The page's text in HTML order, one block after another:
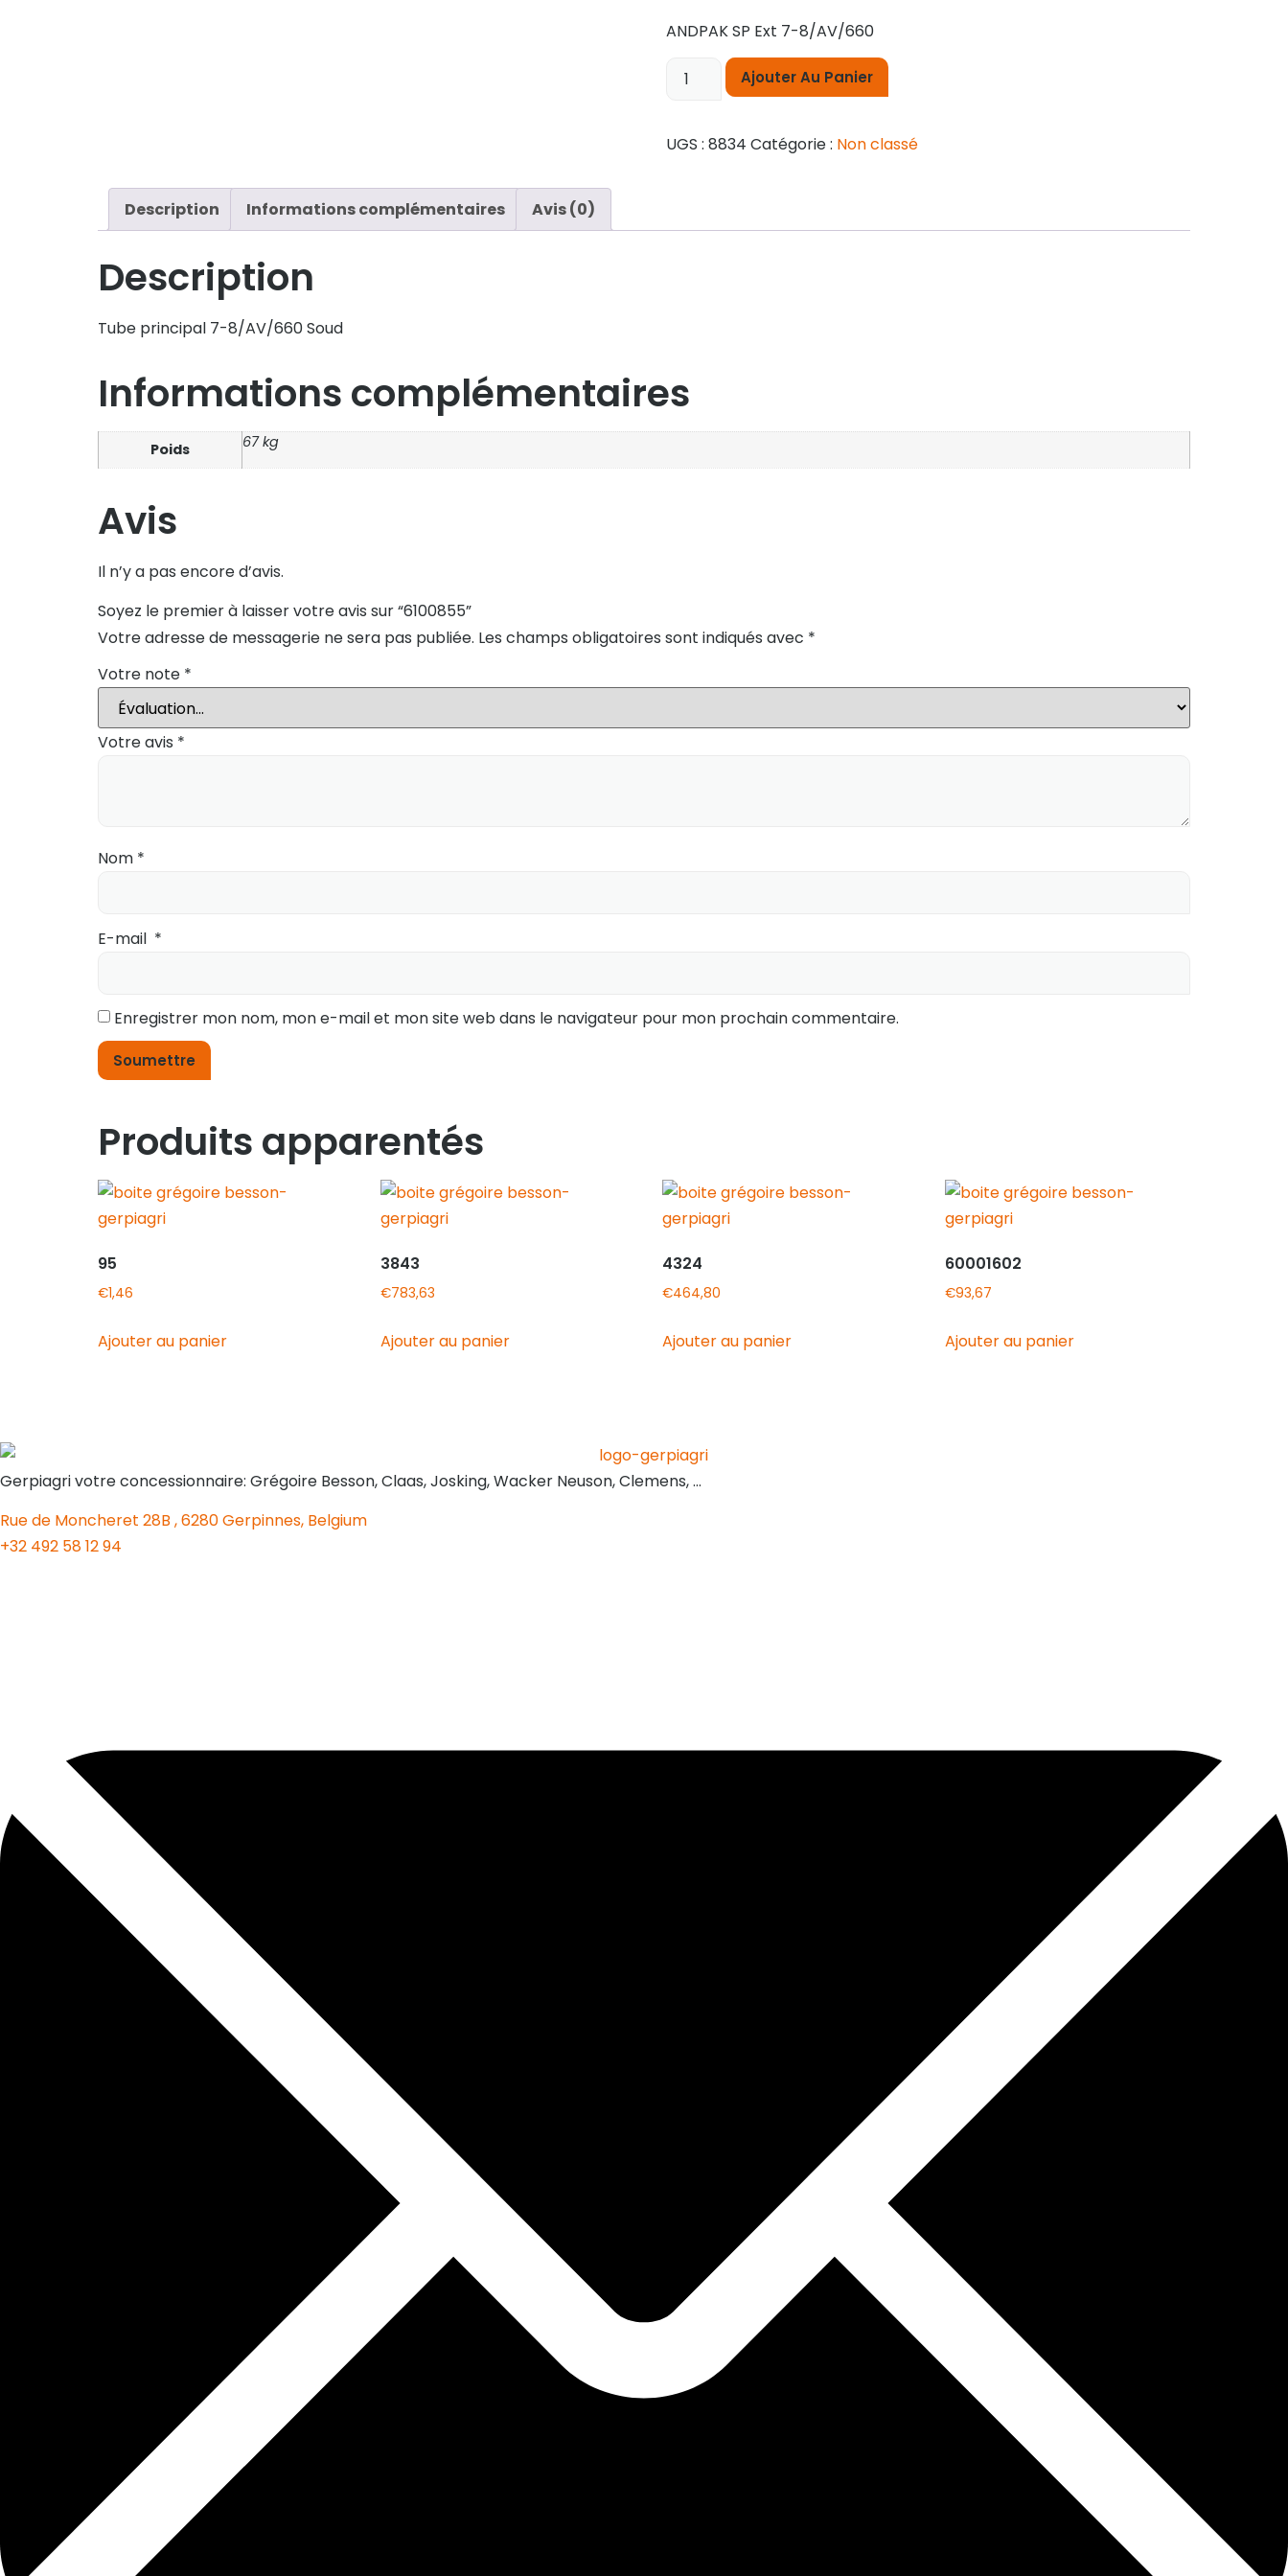
ANDPAK SP Ext 7-8/AV/660
Ajouter Au Panier
UGS : 8834 Catégorie : Non classé
Description Informations complémentaires Avis (0)
Description
Tube principal 7-8/AV/660 Soud
Informations complémentaires
Poids 67 kg
Avis
Il n’y a pas encore d’avis.
Soyez le premier à laisser votre avis sur “6100855”
Votre adresse de messagerie ne sera pas publiée. Les champs obligatoires sont indiqués avec *
Votre note *
Votre avis *
Nom *
E-mail *
Enregistrer mon nom, mon e-mail et mon site web dans le navigateur pour mon prochain commentaire.
Produits apparentés
95
€1,46
Ajouter au panier
3843
€783,63
Ajouter au panier
4324
€464,80
Ajouter au panier
60001602
€93,67
Ajouter au panier
Gerpiagri votre concessionnaire: Grégoire Besson, Claas, Josking, Wacker Neuson, Clemens, …
Rue de Moncheret 28B , 6280 Gerpinnes, Belgium
+32 492 58 12 94